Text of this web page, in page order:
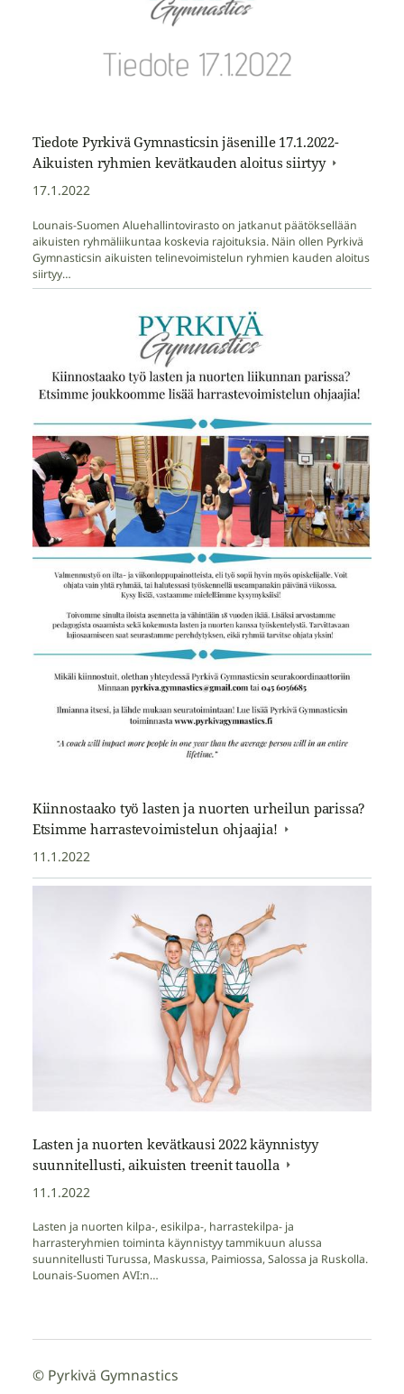
Tiedote Pyrkivä Gymnasticsin jäsenille 17.1.2022-
Aikuisten ryhmien kevätkauden aloitus siirtyy
17.1.2022
Lounais-Suomen Aluehallintovirasto on jatkanut päätöksellään
aikuisten ryhmäliikuntaa koskevia rajoituksia. Näin ollen Pyrkivä
Gymnasticsin aikuisten telinevoimistelun ryhmien kauden aloitus
siirtyy…
Kiinnostaako työ lasten ja nuorten urheilun parissa?
Etsimme harrastevoimistelun ohjaajia!
11.1.2022
Lasten ja nuorten kevätkausi 2022 käynnistyy
suunnitellusti, aikuisten treenit tauolla
11.1.2022
Lasten ja nuorten kilpa-, esikilpa-, harrastekilpa- ja
harrasteryhmien toiminta käynnistyy tammikuun alussa
suunnitellusti Turussa, Maskussa, Paimiossa, Salossa ja Ruskolla.
Lounais-Suomen AVI:n…
© Pyrkivä Gymnastics